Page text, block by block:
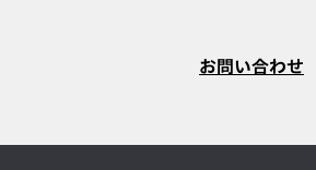
お問い合わせ